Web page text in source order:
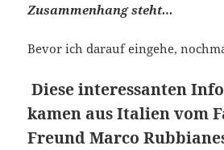
Zusammenhang steht…
Bevor ich darauf eingehe,
Diese interessanten
kamen aus Italien vom
Freund Marco